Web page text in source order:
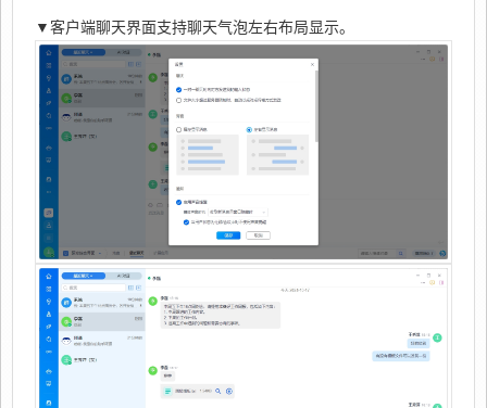
▼客户端聊天界面支持聊天气泡左右布局显示。